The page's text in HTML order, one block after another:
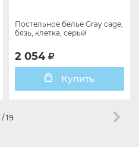
Постельное белье Gray cage,
бязь, клетка, серый
2 054
Купить
/19